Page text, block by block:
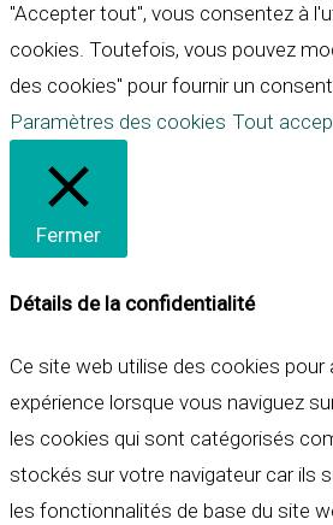
"Accepter tout", vous consentez à
cookies. Toutefois, vous pouvez
des cookies" pour fournir un
Paramètres des cookies Tout
Fermer
Détails de la confidentialité
Ce site web utilise des cookies pour
expérience lorsque vous naviguez
les cookies qui sont catégorisés
stockés sur votre navigateur car ils
les fonctionnalités de base du site